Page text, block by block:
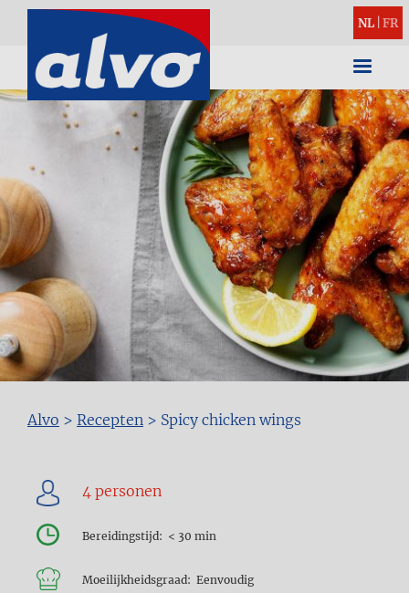
NL FR
Kruimelpad
Alvo > Recepten > Spicy chicken wings
Bereidingstijd < 30 min
Moeilijkheidsgraad Eenvoudig